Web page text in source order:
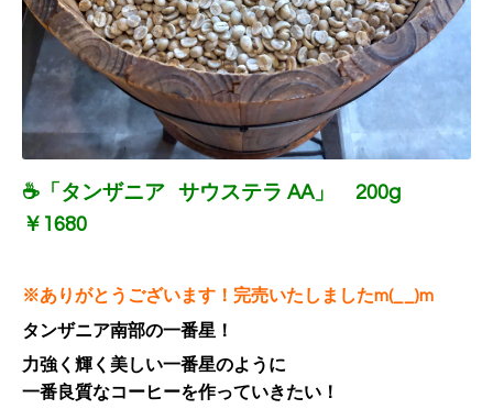
☕「タンザニア サウステラ AA」 200g
￥1680
※ありがとうございます！完売いたしましたm(__)m
タンザニア南部の一番星！
力強く輝く美しい一番星のように
一番良質なコーヒーを作っていきたい！